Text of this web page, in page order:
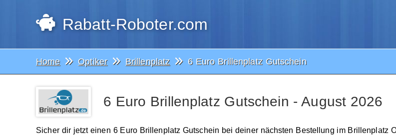
Rabatt-Roboter.com
Home Optiker Brillenplatz 6 Euro Brillenplatz Gutschein
6 Euro Brillenplatz Gutschein - August 2026
Sicher dir jetzt einen 6 Euro Brillenplatz Gutschein bei deiner nächsten Bestellung im Brillenplatz